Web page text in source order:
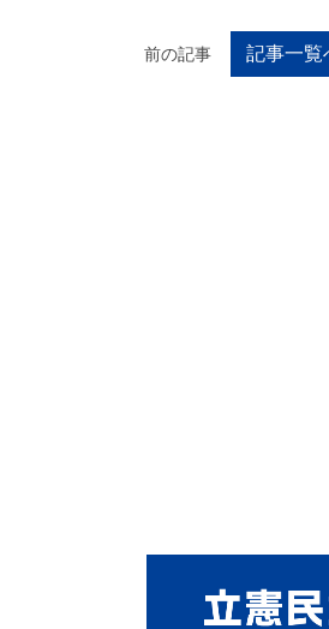
前の記事 記事一覧